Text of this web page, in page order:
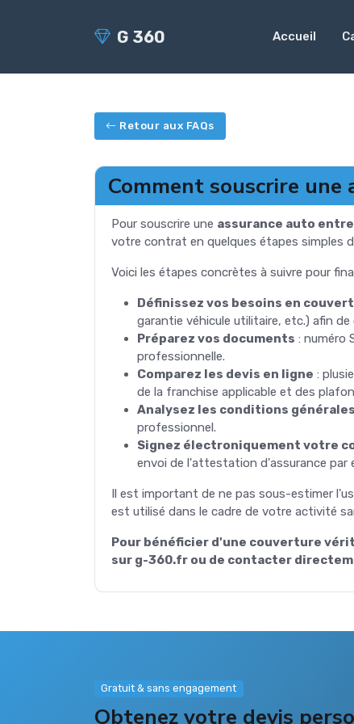
G 360 Accueil
Retour aux FAQs
Comment souscrire
Pour souscrire une assurance auto
votre contrat en quelques étapes simples
Voici les étapes concrètes à suivre pour
Définissez vos besoins en
garantie véhicule utilitaire, etc.) afin
Préparez vos documents : numéro
professionnelle.
Comparez les devis en ligne :
de la franchise applicable et des
Analysez les conditions générales
professionnel.
Signez électroniquement votre
envoi de l'attestation d'assurance par
Il est important de ne pas sous-estimer
est utilisé dans le cadre de votre activité
Pour bénéficier d'une couverture
sur g-360.fr ou de contacter
Gratuit & sans engagement
Obtenez votre devis